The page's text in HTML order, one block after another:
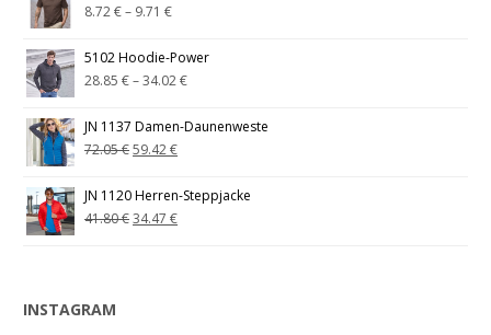
8.72€– 9.71€
5102 Hoodie-Power
28.85€–34.02€
JN 1137 Damen-Daunenweste
72.05€59.42€
JN 1120 Herren-Steppjacke
41.80€34.47€
INSTAGRAM